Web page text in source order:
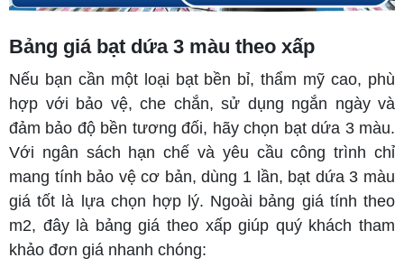
Bảng giá bạt dứa 3 màu theo xấp
Nếu bạn cần một loại bạt bền bỉ, thẩm mỹ cao, phù
hợp với bảo vệ, che chắn, sử dụng ngắn ngày và
đảm bảo độ bền tương đối, hãy chọn bạt dứa 3 màu.
Với ngân sách hạn chế và yêu cầu công trình chỉ
mang tính bảo vệ cơ bản, dùng 1 lần, bạt dứa 3 màu
giá tốt là lựa chọn hợp lý. Ngoài bảng giá tính theo
m2, đây là bảng giá theo xấp giúp quý khách tham
khảo đơn giá nhanh chóng: